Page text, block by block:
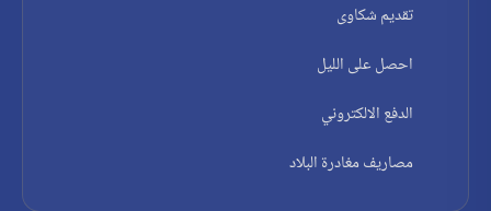
تقديم شكاوى
احصل على الليل
الدفع الالكتروني
مصاريف مغادرة البلاد